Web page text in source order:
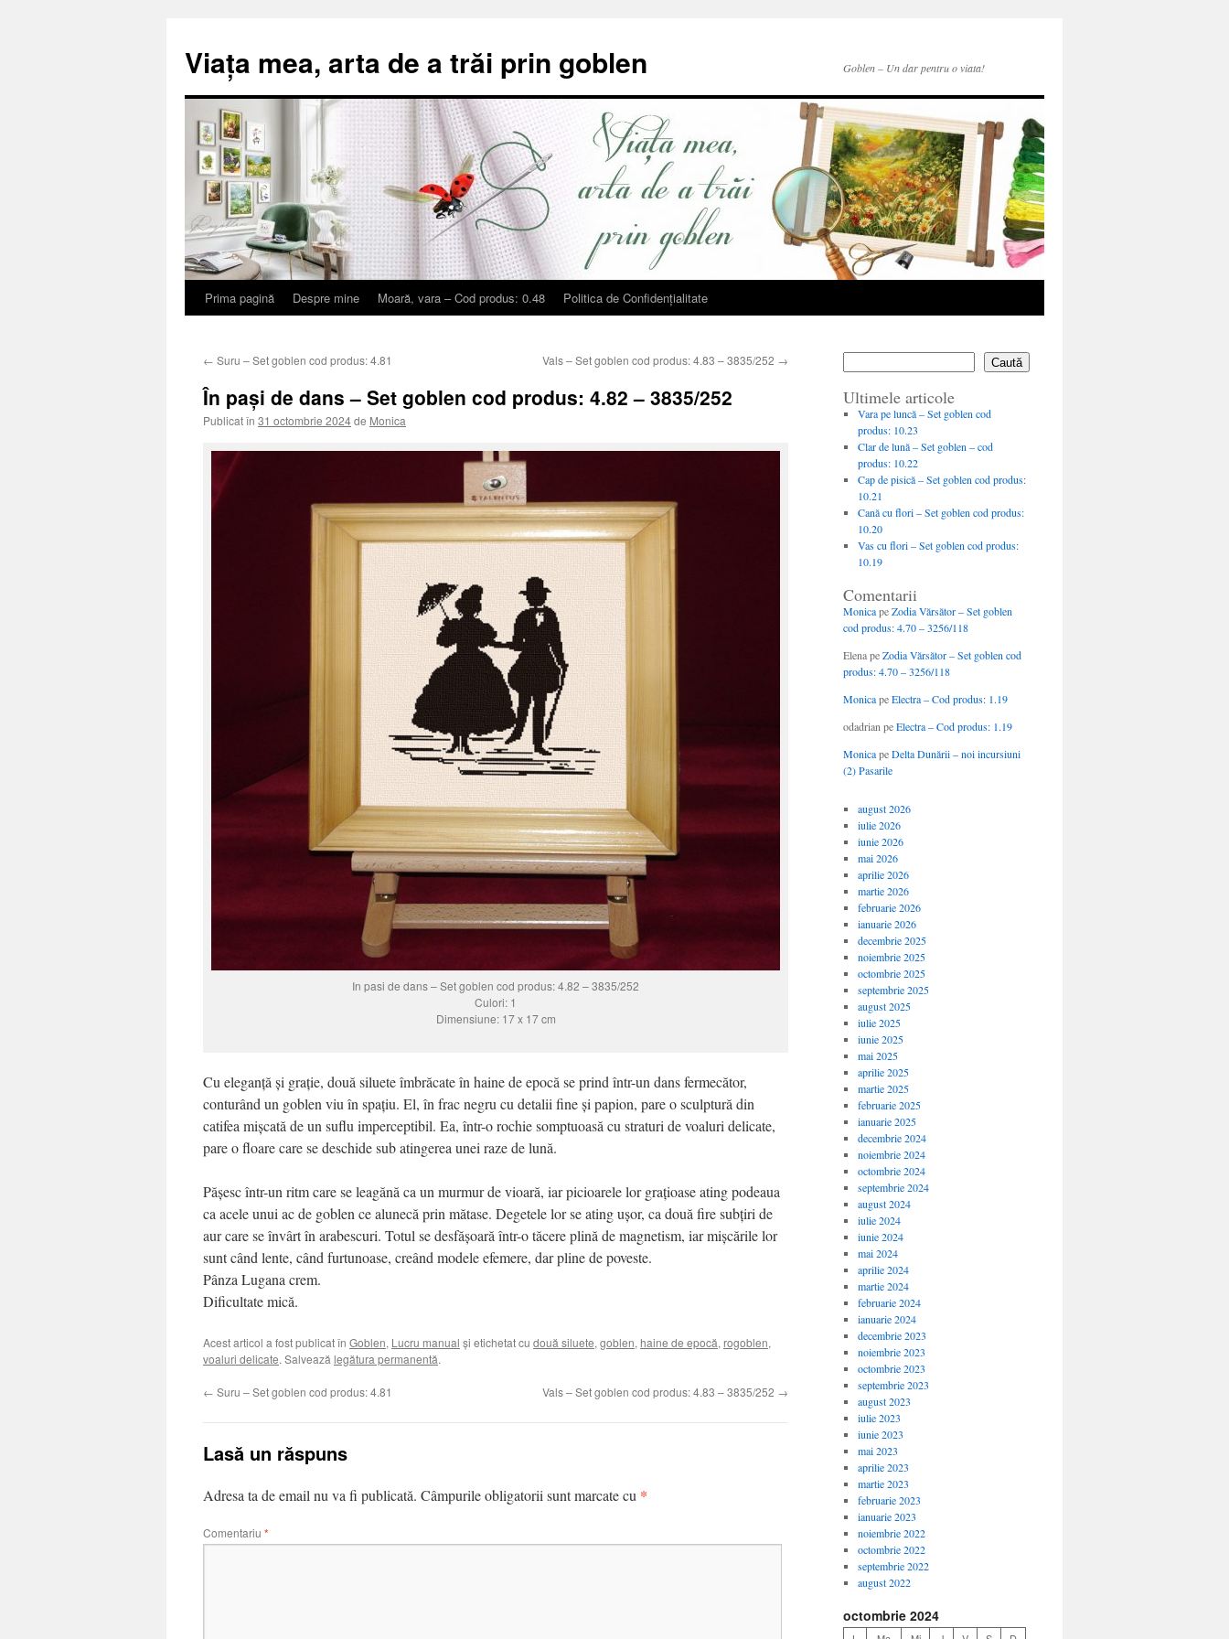
Viața mea, arta de a trăi prin goblen Goblen – Un dar pentru o viata!
Sari
conținut
Prima pagină Despre mine Moară, vara – Cod produs: 0.48 Politica de Confidențialitate
← Suru – Set goblen cod produs: 4.81 Vals – Set goblen cod produs: 4.83 – 3835/252 →
În pași de dans – Set goblen cod produs: 4.82 – 3835/252
Publicat în 31 octombrie 2024de Monica
In pasi de dans – Set goblen cod produs: 4.82 – 3835/252
Culori: 1
Dimensiune: 17 x 17 cm
Cu eleganță și grație, două siluete îmbrăcate în haine de epocă se prind într-un dans fermecător,
conturând un goblen viu în spațiu. El, în frac negru cu detalii fine și papion, pare o sculptură din
catifea mișcată de un suflu imperceptibil. Ea, într-o rochie somptuoasă cu straturi de voaluri delicate,
pare o floare care se deschide sub atingerea unei raze de lună.
Pășesc într-un ritm care se leagănă ca un murmur de vioară, iar picioarele lor grațioase ating podeaua
ca acele unui ac de goblen ce alunecă prin mătase. Degetele lor se ating ușor, ca două fire subțiri de
aur care se învârt în arabescuri. Totul se desfășoară într-o tăcere plină de magnetism, iar mișcările lor
sunt când lente, când furtunoase, creând modele efemere, dar pline de poveste.
Pânza Lugana crem.
Dificultate mică.
Acest articol a fost publicat în Goblen, Lucru manual și etichetat cu două siluete, goblen, haine de epocă, rogoblen,
voaluri delicate. Salvează legătura permanentă.
← Suru – Set goblen cod produs: 4.81 Vals – Set goblen cod produs: 4.83 – 3835/252 →
Lasă un răspuns
Adresa ta de email nu va fi publicată. Câmpurile obligatorii sunt marcate cu *
Comentariu *
Caută
Ultimele articole
Vara pe luncă – Set goblen cod
produs: 10.23
Clar de lună – Set goblen – cod
produs: 10.22
Cap de pisică – Set goblen cod produs:
10.21
Cană cu flori – Set goblen cod produs:
10.20
Vas cu flori – Set goblen cod produs:
10.19
Comentarii
MonicapeZodia Vărsător – Set goblen
cod produs: 4.70 – 3256/118
ElenapeZodia Vărsător – Set goblen cod
produs: 4.70 – 3256/118
MonicapeElectra – Cod produs: 1.19
odadrian peElectra – Cod produs: 1.19
MonicapeDelta Dunării – noi incursiuni
(2) Pasarile
august 2026
iulie 2026
iunie 2026
mai 2026
aprilie 2026
martie 2026
februarie 2026
ianuarie 2026
decembrie 2025
noiembrie 2025
octombrie 2025
septembrie 2025
august 2025
iulie 2025
iunie 2025
mai 2025
aprilie 2025
martie 2025
februarie 2025
ianuarie 2025
decembrie 2024
noiembrie 2024
octombrie 2024
septembrie 2024
august 2024
iulie 2024
iunie 2024
mai 2024
aprilie 2024
martie 2024
februarie 2024
ianuarie 2024
decembrie 2023
noiembrie 2023
octombrie 2023
septembrie 2023
august 2023
iulie 2023
iunie 2023
mai 2023
aprilie 2023
martie 2023
februarie 2023
ianuarie 2023
noiembrie 2022
octombrie 2022
septembrie 2022
august 2022
octombrie 2024